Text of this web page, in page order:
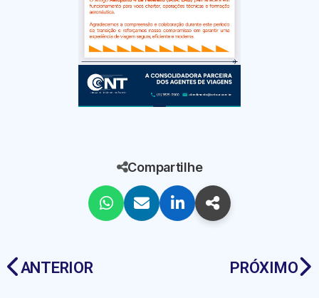
Compartilhe
ANTERIOR PRÓXIMO